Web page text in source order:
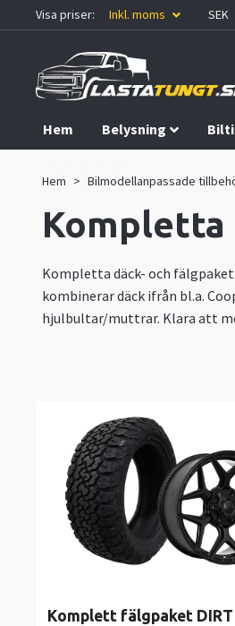
Visa priser: Inkl. moms SEK
Hem Belysning
Hem Bilmodellanpassade
Kompletta
Kompletta däck- och
kombinerar däck ifrån bl.a.
hjulbultar/muttrar. Klara att
Komplett fälgpaket DIRT